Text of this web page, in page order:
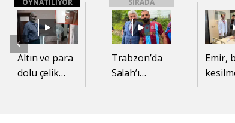
Altın ve para
dolu çelik
kasayı çalıp,
Trabzon’da
Salah’ı
gülümseten
Emir,